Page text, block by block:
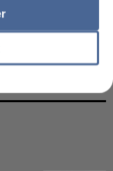
PAR UNE